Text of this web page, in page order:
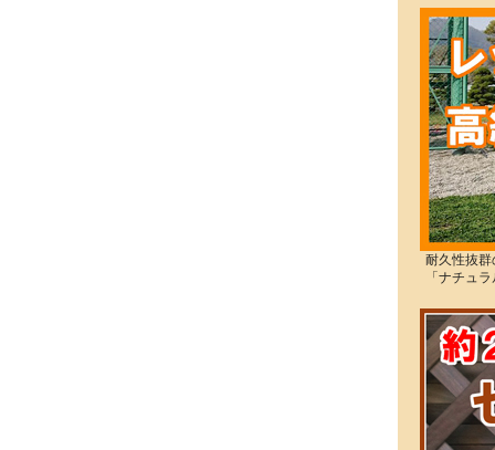
耐久性抜
「ナチュ